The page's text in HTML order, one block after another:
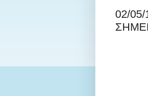
02/